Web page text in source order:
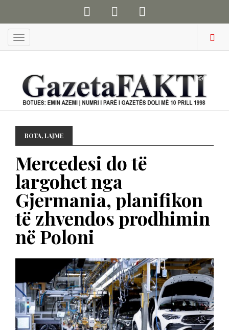
Menu
BOTA,LAJME
Mercedesi do të
largohet nga
Gjermania, planifikon
të zhvendos prodhimin
në Poloni